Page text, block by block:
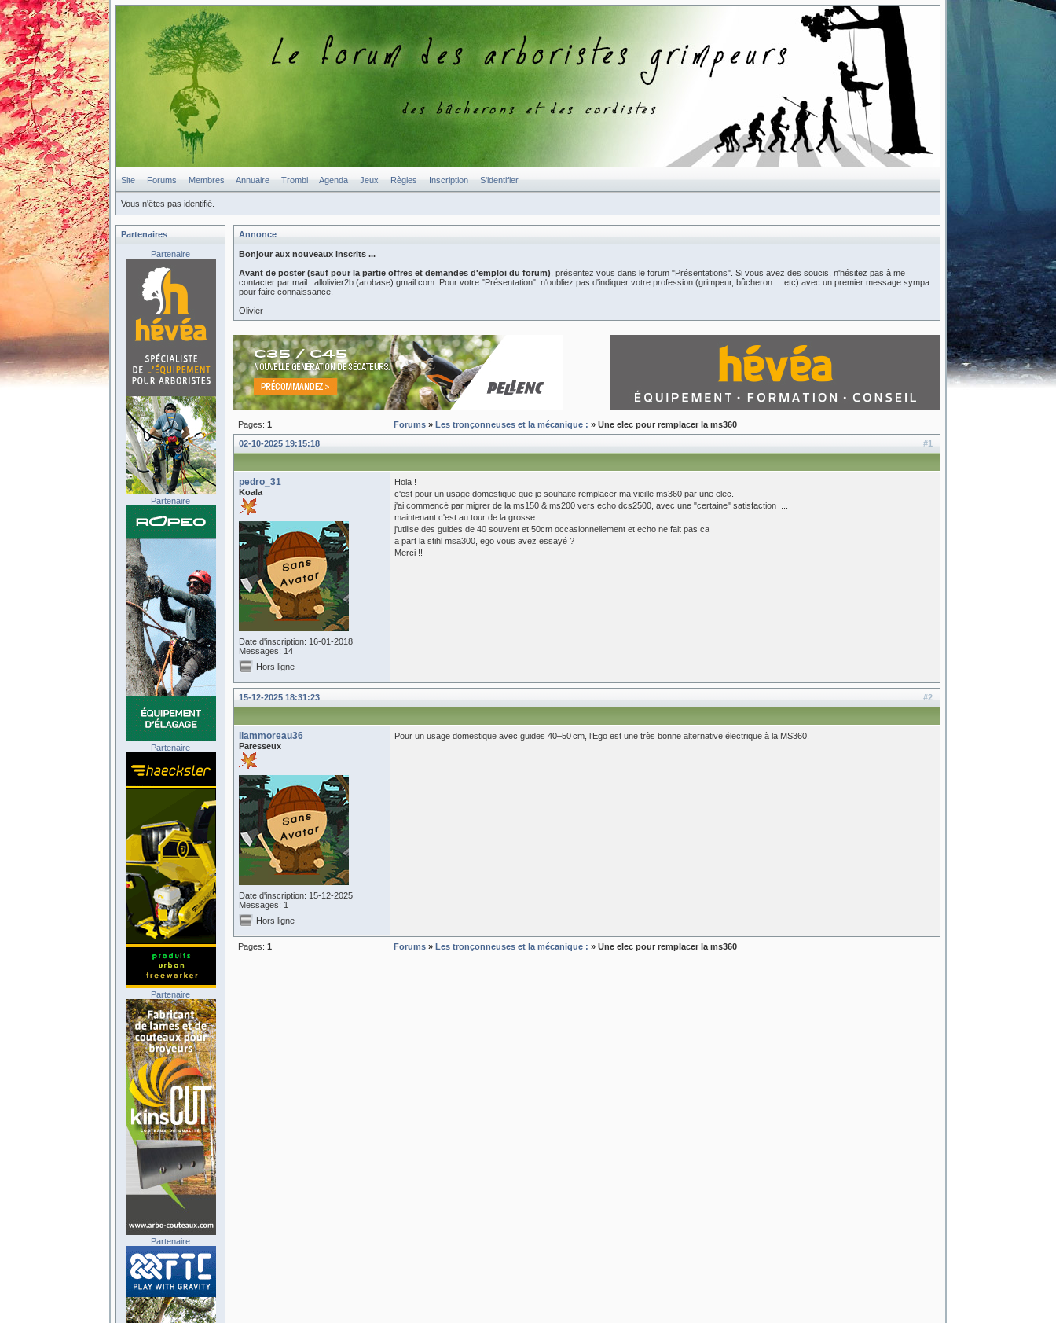
Site Forums Membres Annuaire Trombi Agenda Jeux Règles Inscription S'identifier
Vous n'êtes pas identifié.
Annonce
Bonjour aux nouveaux inscrits ...
Avant de poster (sauf pour la partie offres et demandes d'emploi du forum) , présentez vous dans le forum "Présentations". Si vous avez des soucis, n'hésitez pas à me
contacter par mail : allolivier2b (arobase) gmail.com. Pour votre "Présentation", n'oubliez pas d'indiquer votre profession (grimpeur, bûcheron ... etc) avec un premier message sympa
pour faire connaissance.
Olivier
Pages: 1 Forums » Les tronçonneuses et la mécanique : » Une elec pour remplacer la ms360
#1
02-10-2025 19:15:18
pedro_31
Koala
Date d'inscription: 16-01-2018
Messages: 14
Hola !
c'est pour un usage domestique que je souhaite remplacer ma vieille ms360 par une elec.
j'ai commencé par migrer de la ms150 & ms200 vers echo dcs2500, avec une "certaine" satisfaction ...
maintenant c'est au tour de la grosse
j'utilise des guides de 40 souvent et 50cm occasionnellement et echo ne fait pas ca
a part la stihl msa300, ego vous avez essayé ?
Merci !!
Hors ligne
#2
15-12-2025 18:31:23
liammoreau36
Paresseux
Date d'inscription: 15-12-2025
Messages: 1
Pour un usage domestique avec guides 40–50 cm, l’Ego est une très bonne alternative électrique à la MS360.
Hors ligne
Pages: 1 Forums » Les tronçonneuses et la mécanique : » Une elec pour remplacer la ms360
Partenaires
Partenaire
Partenaire
Partenaire
Partenaire
Partenaire